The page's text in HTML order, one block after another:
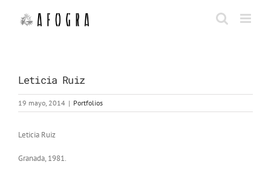
contenido
Leticia Ruiz
19 mayo, 2014 | Portfolios
Leticia Ruiz
Granada, 1981.